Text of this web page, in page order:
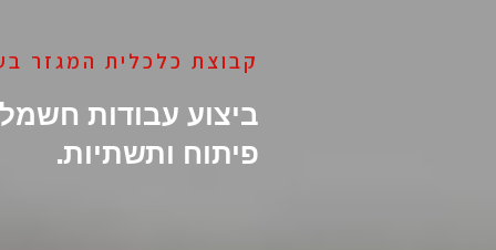
קבוצת כלכלית המגזר
ביצוע עבודות
פיתוח ותשתיות.